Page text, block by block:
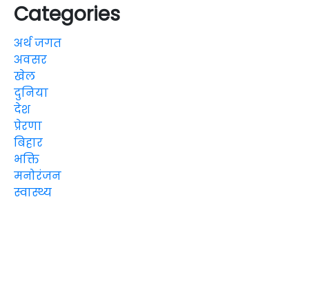
Categories
अर्थ जगत
अवसर
खेल
दुनिया
देश
प्रेरणा
बिहार
भक्ति
मनोरंजन
स्वास्थ्य